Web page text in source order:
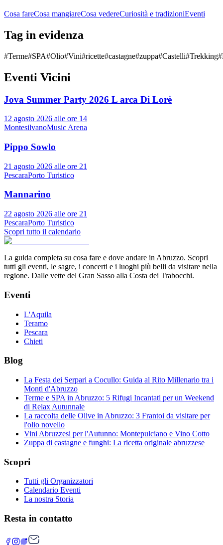
Cosa fareCosa mangiareCosa vedereCuriosità e tradizioniEventi
Tag in evidenza
#Terme#SPA#Olio#Vini#ricette#castagne#zuppa#Castelli#Trekking#
Eventi Vicini
Jova Summer Party 2026 L arca Di Lorè
12 agosto 2026 alle ore 14
MontesilvanoMusic Arena
Pippo Sowlo
21 agosto 2026 alle ore 21
PescaraPorto Turistico
Mannarino
22 agosto 2026 alle ore 21
PescaraPorto Turistico
Scopri tutto il calendario
La guida completa su cosa fare e dove andare in Abruzzo. Scopri
tutti gli eventi, le sagre, i concerti e i luoghi più belli da visitare nella
regione. Dalle vette del Gran Sasso alla Costa dei Trabocchi.
Eventi
L'Aquila
Teramo
Pescara
Chieti
Blog
La Festa dei Serpari a Cocullo: Guida al Rito Millenario tra i
Monti d'Abruzzo
Terme e SPA in Abruzzo: 5 Rifugi Incantati per un Weekend
di Relax Autunnale
La raccolta delle Olive in Abruzzo: 3 Frantoi da visitare per
l'olio novello
Vini Abruzzesi per l'Autunno: Montepulciano e Vino Cotto
Zuppa di castagne e funghi: La ricetta originale abruzzese
Scopri
Tutti gli Organizzatori
Calendario Eventi
La nostra Storia
Resta in contatto